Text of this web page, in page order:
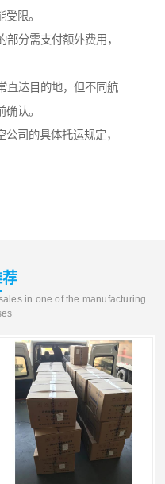
限。
分需支付额外费用，
直达目的地，但不同航
认。
司的具体托运规定，
in one of the manufacturing